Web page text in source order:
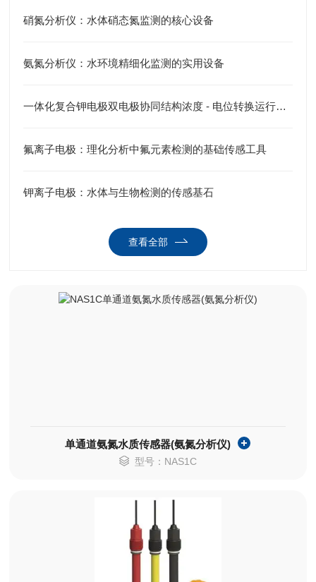
硝氮分析仪：水体硝态氮监测的核心设备
氨氮分析仪：水环境精细化监测的实用设备
一体化复合钾电极双电极协同结构浓度 - 电位转换运行原理
氟离子电极：理化分析中氟元素检测的基础传感工具
钾离子电极：水体与生物检测的传感基石
查看全部
单通道氨氮水质传感器(氨氮分析仪)
型号：NAS1C